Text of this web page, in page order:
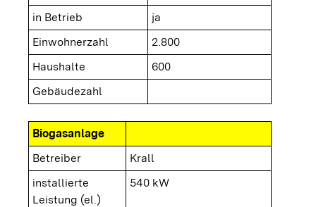
in Betrieb
ja
Einwohnerzahl
2.800
Haushalte
600
Gebäudezahl
Biogasanlage
Betreiber
Krall
installierte
Leistung (el.)
540 kW